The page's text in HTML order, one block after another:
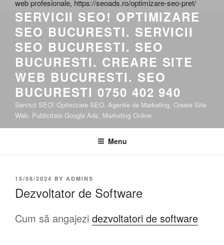
SERVICII SEO! OPTIMIZARE
SEO BUCURESTI. SERVICII
SEO BUCURESTI. SEO
BUCURESTI. CREARE SITE
WEB BUCURESTI. SEO
BUCURESTI 0750 402 940
Servicii SEO! Optimizare SEO. Agentie de Marketing. Creare Site
Web. Publicitate Google Ads. Marketing Online
Menu
15/08/2024 BY ADMINS
Dezvoltator de Software
Cum să angajezi dezvoltatori de software